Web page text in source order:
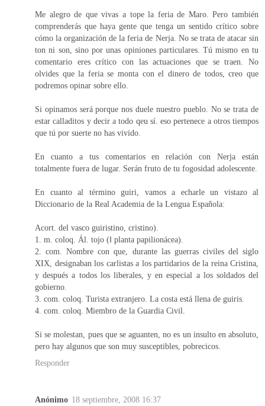
Me alegro de que vivas a tope la feria de Maro. Pero también
comprenderás que haya gente que tenga un sentido crítico sobre
cómo la organización de la feria de Nerja. No se trata de atacar sin
ton ni son, sino por unas opiniones particulares. Tú mismo en tu
comentario eres crítico con las actuaciones que se traen. No
olvides que la feria se monta con el dinero de todos, creo que
podremos opinar sobre ello.
Si opinamos será porque nos duele nuestro pueblo. No se trata de
estar calladitos y decir a todo qeu sí. eso pertenece a otros tiempos
que tú por suerte no has vivido.
En cuanto a tus comentarios en relación con Nerja están
totalmente fuera de lugar. Serán fruto de tu fogosidad adolescente.
En cuanto al término guiri, vamos a echarle un vistazo al
Diccionario de la Real Academia de la Lengua Española:
Acort. del vasco guiristino, cristino).
1. m. coloq. Ál. tojo (‖ planta papilionácea).
2. com. Nombre con que, durante las guerras civiles del siglo
XIX, designaban los carlistas a los partidarios de la reina Cristina,
y después a todos los liberales, y en especial a los soldados del
gobierno.
3. com. coloq. Turista extranjero. La costa está llena de guiris.
4. com. coloq. Miembro de la Guardia Civil.
Si se molestan, pues que se aguanten, no es un insulto en absoluto,
pero hay algunos que son muy susceptibles, pobrecicos.
Responder
Anónimo 18 septiembre, 2008 16:37